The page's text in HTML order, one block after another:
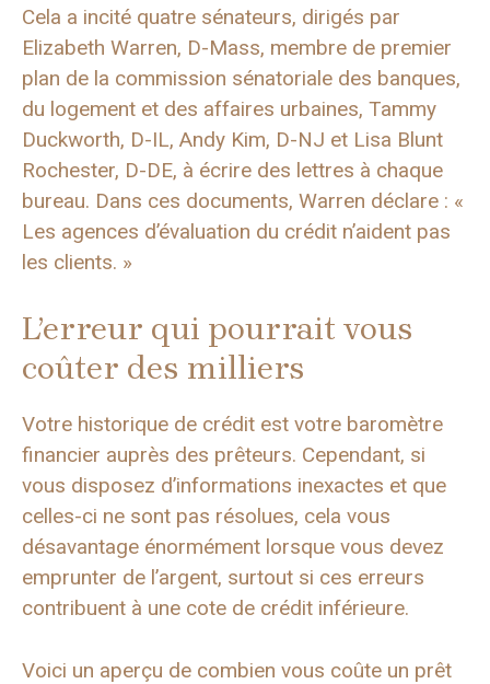
Cela a incité quatre sénateurs, dirigés par
Elizabeth Warren, D-Mass, membre de premier
plan de la commission sénatoriale des banques,
du logement et des affaires urbaines, Tammy
Duckworth, D-IL, Andy Kim, D-NJ et Lisa Blunt
Rochester, D-DE, à écrire des lettres à chaque
bureau. Dans ces documents, Warren déclare : «
Les agences d’évaluation du crédit n’aident pas
les clients. »
L’erreur qui pourrait vous
coûter des milliers
Votre historique de crédit est votre baromètre
financier auprès des prêteurs. Cependant, si
vous disposez d’informations inexactes et que
celles-ci ne sont pas résolues, cela vous
désavantage énormément lorsque vous devez
emprunter de l’argent, surtout si ces erreurs
contribuent à une cote de crédit inférieure.
Voici un aperçu de combien vous coûte un prêt